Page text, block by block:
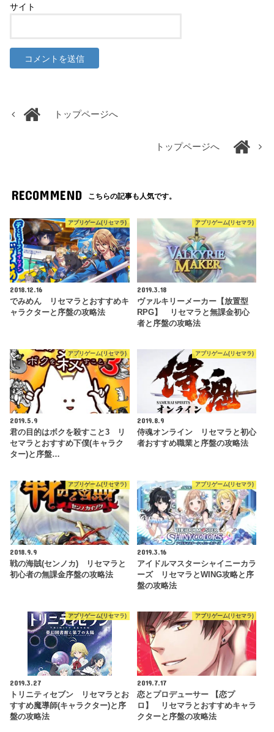
サイト
トップページへ
トップページへ
RECOMMEND こちらの記事も人気です。
アプリゲーム(リセマラ)
2018.12.16
でみめん リセマラとおすすめキ
ャラクターと序盤の攻略法
アプリゲーム(リセマラ)
2019.3.18
ヴァルキリーメーカー【放置型
RPG】 リセマラと無課金初心
者と序盤の攻略法
アプリゲーム(リセマラ)
2019.5.9
君の目的はボクを殺すこと3 リ
セマラとおすすめ下僕(キャラク
ター)と序盤…
アプリゲーム(リセマラ)
2019.8.9
侍魂オンライン リセマラと初心
者おすすめ職業と序盤の攻略法
アプリゲーム(リセマラ)
2018.9.9
戦の海賊(センノカ) リセマラと
初心者の無課金序盤の攻略法
アプリゲーム(リセマラ)
2019.3.16
アイドルマスターシャイニーカラ
ーズ リセマラとWING攻略と序
盤の攻略法
アプリゲーム(リセマラ)
2019.3.27
トリニティセブン リセマラとお
すすめ魔導師(キャラクター)と序
盤の攻略法
アプリゲーム(リセマラ)
2019.7.17
恋とプロデューサー 【恋プ
ロ】 リセマラとおすすめキャラ
クターと序盤の攻略法